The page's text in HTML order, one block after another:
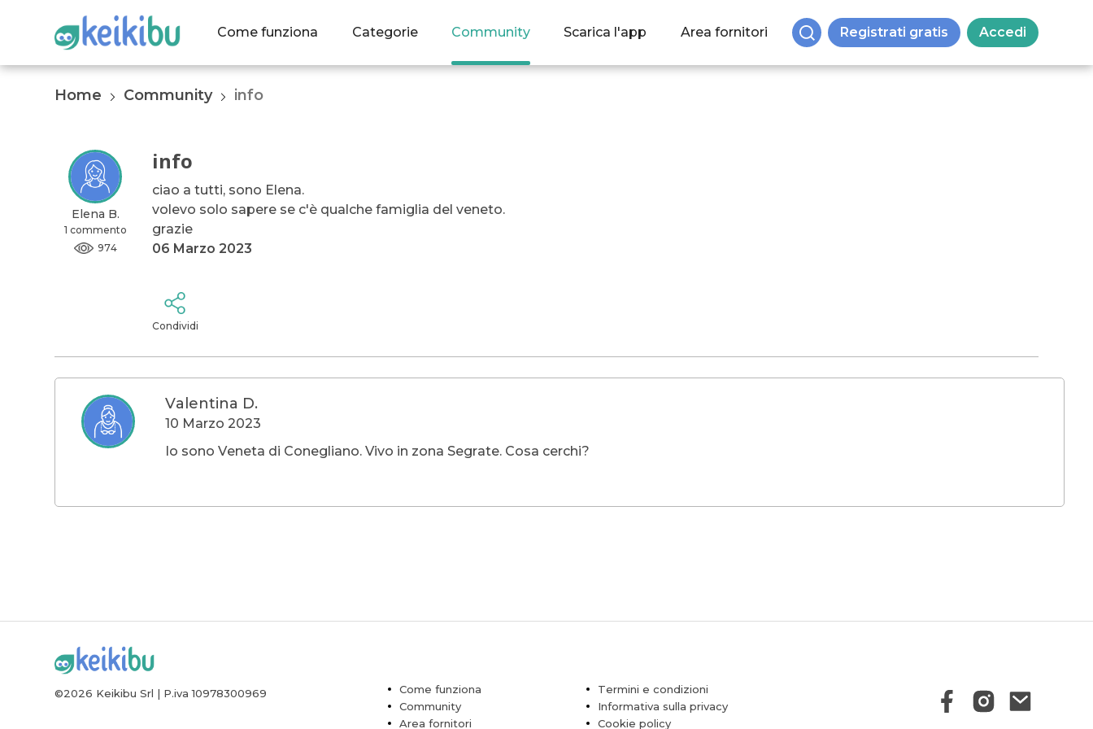
Come funziona Categorie Community Scarica l'app Area fornitori Registrati gratis Accedi
Home Community info
Elena B.
1 commento
974
info
ciao a tutti, sono Elena.
volevo solo sapere se c'è qualche famiglia del veneto.
grazie
06 Marzo 2023
Condividi
Valentina D.
10 Marzo 2023
Io sono Veneta di Conegliano. Vivo in zona Segrate. Cosa cerchi?
©2026 Keikibu Srl | P.iva 10978300969
Come funziona
Community
Area fornitori
Termini e condizioni
Informativa sulla privacy
Cookie policy